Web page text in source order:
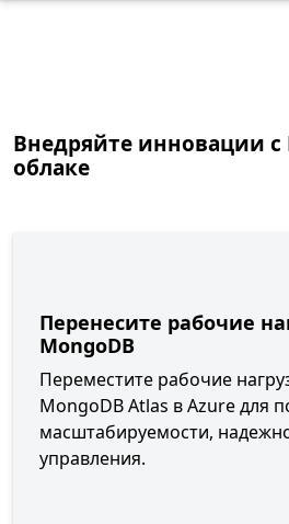
Внедряйте инновации с
облаке
Перенесите рабочие
MongoDB
Переместите рабочие
MongoDB Atlas в Azure для
масштабируемости,
управления.